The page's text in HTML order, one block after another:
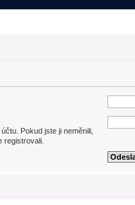
Pokud jste ji neměnili,
registrovali.